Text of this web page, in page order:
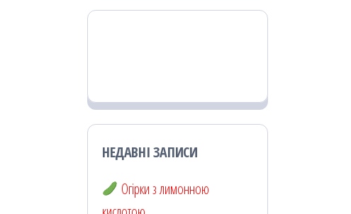
НЕДАВНІ ЗАПИСИ
Огірки з лимонною